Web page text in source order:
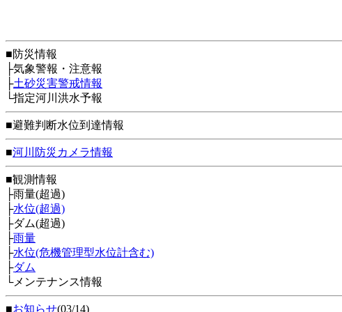
■防災情報
├気象警報・注意報
├土砂災害警戒情報
└指定河川洪水予報
■避難判断水位到達情報
■河川防災カメラ情報
■観測情報
├雨量(超過)
├水位(超過)
├ダム(超過)
├雨量
├水位(危機管理型水位計含む)
├ダム
└メンテナンス情報
■お知らせ(03/14)